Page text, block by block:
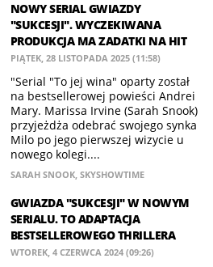
NOWY SERIAL GWIAZDY
"SUKCESJI". WYCZEKIWANA
PRODUKCJA MA ZADATKI NA HIT
PIĄTEK, 28 LISTOPADA 2025 (11:58)
"Serial "To jej wina" oparty został
na bestsellerowej powieści Andrei
Mary. Marissa Irvine (Sarah Snook)
przyjeżdża odebrać swojego synka
Milo po jego pierwszej wizycie u
nowego kolegi....
SARAH SNOOK, SKYSHOWTIME
GWIAZDA "SUKCESJI" W NOWYM
SERIALU. TO ADAPTACJA
BESTSELLEROWEGO THRILLERA
WTOREK, 4 CZERWCA 2024 (09:26)